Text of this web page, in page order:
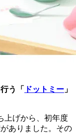
う「 ドットミー 」
上げから、初年度
ありました。その